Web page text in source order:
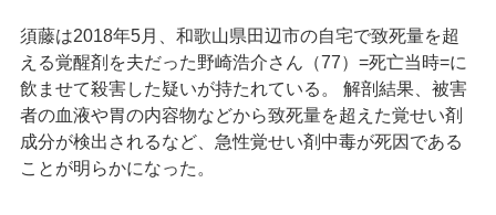
須藤は2018年5月、和歌山県田辺市の自宅で致死量を超
える覚醒剤を夫だった野崎浩介さん（77）=死亡当時=に
飲ませて殺害した疑いが持たれている。 解剖結果、被害
者の血液や胃の内容物などから致死量を超えた覚せい剤
成分が検出されるなど、急性覚せい剤中毒が死因である
ことが明らかになった。